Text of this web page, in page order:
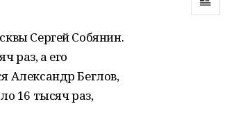
Сергей Собянин.
раз, а его
Александр Беглов,
16 тысяч раз,